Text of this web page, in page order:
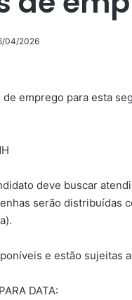
04/2026
emprego para esta
deve buscar
serão distribuídas
e estão sujeitas
DATA: